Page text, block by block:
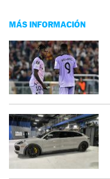
MÁS INFORMACIÓN